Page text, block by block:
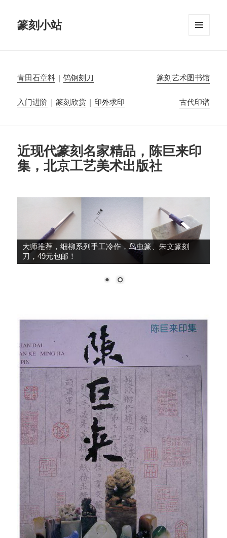
篆刻小站
青田石章料 |钨钢刻刀 篆刻艺术图书馆
入门进阶 |篆刻欣赏 | 印外求印 古代印谱
近现代篆刻名家精品，陈巨来印
集，北京工艺美术出版社
篆刻转印贴，刀法练习，兴趣提升，12大张240印面，
39元包邮！